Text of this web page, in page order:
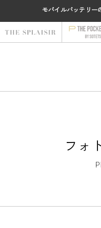
モバイルバッテリー
フォ